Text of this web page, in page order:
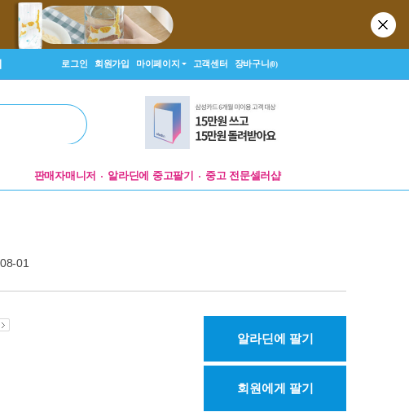
로그인 회원가입 마이페이지 고객센터 장바구니(0)
판매자매니저 알라딘에 중고팔기 중고 전문셀러샵
01
알라딘에 팔기
회원에게 팔기